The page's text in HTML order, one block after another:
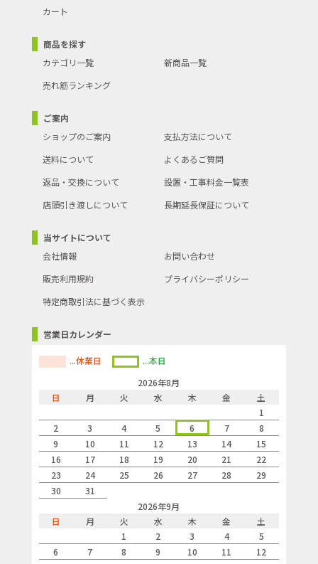
カート
商品を探す
カテゴリ一覧
新商品一覧
売れ筋ランキング
ご案内
ショップのご案内
支払方法について
送料について
よくあるご質問
返品・交換について
設置・工事料金一覧表
店頭引き渡しについて
長期延長保証について
当サイトについて
会社情報
お問い合わせ
販売利用規約
プライバシーポリシー
特定商取引法に基づく表示
営業日カレンダー
...休業日
...本日
2026年8月
日
月 火 水 木 金
土
1
2
3 4 5 6 7
8
9
10 11 12 13 14
15
16
17 18 19 20 21
22
23
24 25 26 27 28
29
30
31
2026年9月
日
月 火 水 木 金
土
1
2 3 4
5
6
7 8 9 10 11
12